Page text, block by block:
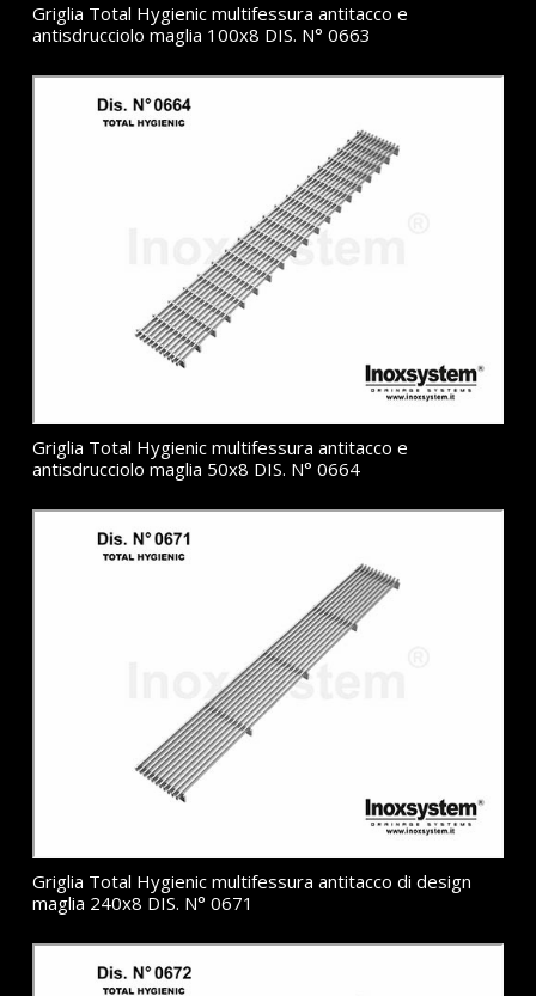
Griglia Total Hygienic multifessura antitacco e
antisdrucciolo maglia 100x8 DIS. N° 0663
Griglia Total Hygienic multifessura antitacco e
antisdrucciolo maglia 50x8 DIS. N° 0664
Griglia Total Hygienic multifessura antitacco di design
maglia 240x8 DIS. N° 0671